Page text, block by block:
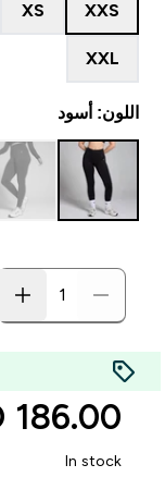
XXS
XS
XXL
اللون: أسود
186.00 AED‎
In stock